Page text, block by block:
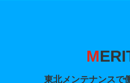
M
東北メンテナンスで